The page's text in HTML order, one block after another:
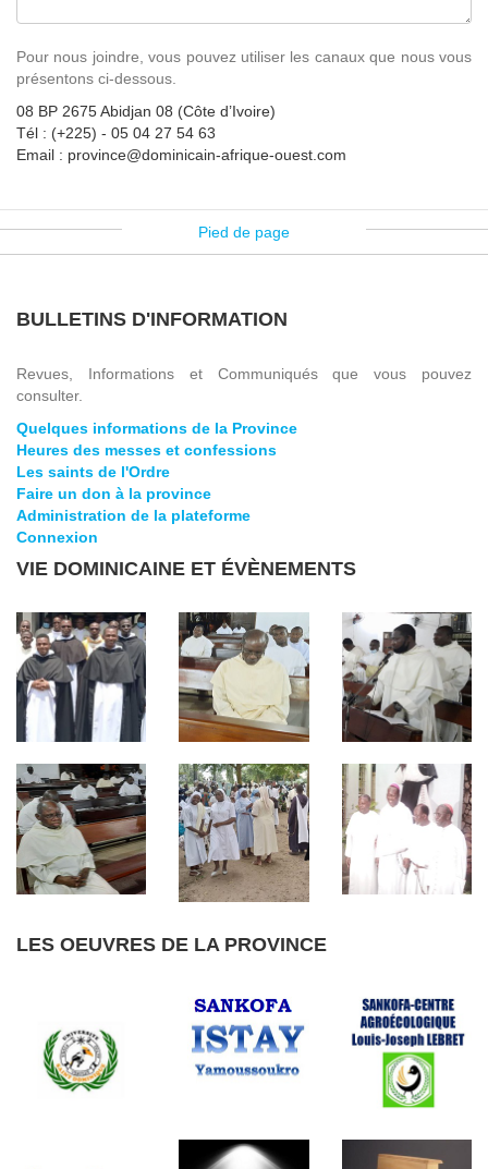
Pour nous joindre, vous pouvez utiliser les canaux que nous vous
présentons ci-dessous.
08 BP 2675 Abidjan 08 (Côte d’Ivoire)
Tél : (+225) - 05 04 27 54 63
Email : province@dominicain-afrique-ouest.com
Pied de page
BULLETINS D'INFORMATION
Revues, Informations et Communiqués que vous pouvez
consulter.
Quelques informations de la Province
Heures des messes et confessions
Les saints de l'Ordre
Faire un don à la province
Administration de la plateforme
Connexion
VIE DOMINICAINE ET ÉVÈNEMENTS
LES OEUVRES DE LA PROVINCE